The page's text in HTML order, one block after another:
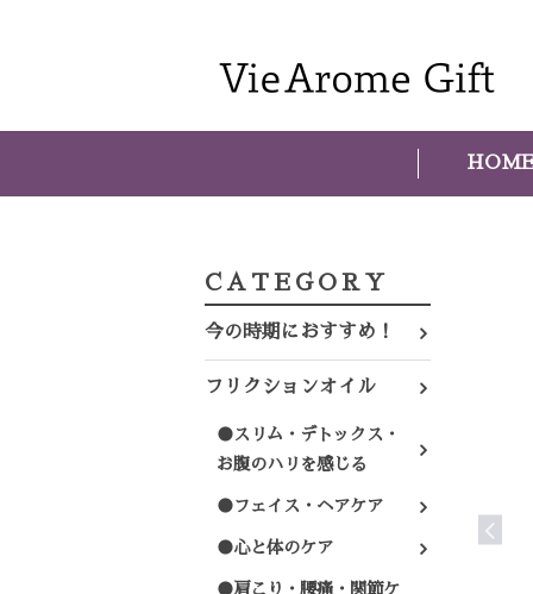
HOME
CATEGORY
今の時期におすすめ！
フリクションオイル
●スリム・デトックス・
お腹のハリを感じる
●フェイス・ヘアケア
●心と体のケア
●肩こり・腰痛・関節ケ